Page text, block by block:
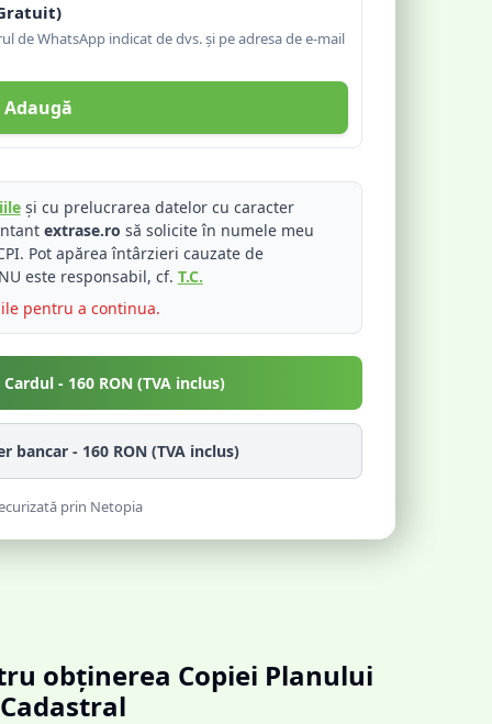
de WhatsApp indicat de dvs. și pe adresa de e-mail
Adaugă
și cu prelucrarea datelor cu caracter
extrase.ro să solicite în numele meu
Pot apărea întârzieri cauzate de
este responsabil, cf. T.C.
pentru a continua.
- 160 RON (TVA inclus)
bancar - 160 RON (TVA inclus)
prin Netopia
obținerea Copiei Planului
Cadastral